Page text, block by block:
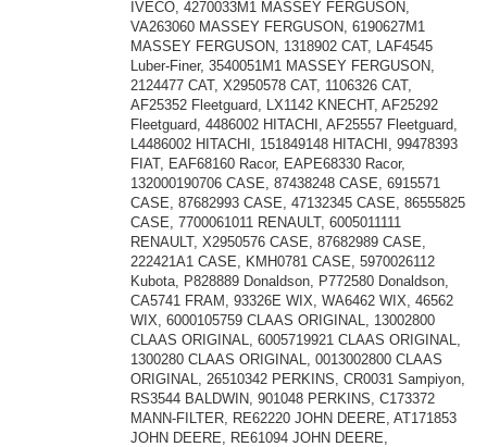
IVECO, 4270033M1 MASSEY FERGUSON,
VA263060 MASSEY FERGUSON, 6190627M1
MASSEY FERGUSON, 1318902 CAT, LAF4545
Luber-Finer, 3540051M1 MASSEY FERGUSON,
2124477 CAT, X2950578 CAT, 1106326 CAT,
AF25352 Fleetguard, LX1142 KNECHT, AF25292
Fleetguard, 4486002 HITACHI, AF25557 Fleetguard,
L4486002 HITACHI, 151849148 HITACHI, 99478393
FIAT, EAF68160 Racor, EAPE68330 Racor,
132000190706 CASE, 87438248 CASE, 6915571
CASE, 87682993 CASE, 47132345 CASE, 86555825
CASE, 7700061011 RENAULT, 6005011111
RENAULT, X2950576 CASE, 87682989 CASE,
222421A1 CASE, KMH0781 CASE, 5970026112
Kubota, P828889 Donaldson, P772580 Donaldson,
CA5741 FRAM, 93326E WIX, WA6462 WIX, 46562
WIX, 6000105759 CLAAS ORIGINAL, 13002800
CLAAS ORIGINAL, 6005719921 CLAAS ORIGINAL,
1300280 CLAAS ORIGINAL, 0013002800 CLAAS
ORIGINAL, 26510342 PERKINS, CR0031 Sampiyon,
RS3544 BALDWIN, 901048 PERKINS, C173372
MANN-FILTER, RE62220 JOHN DEERE, AT171853
JOHN DEERE, RE61094 JOHN DEERE,